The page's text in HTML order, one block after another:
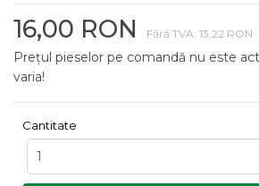
16,00 RON Fără TVA: 13,22 RON
Prețul pieselor pe comandă nu este
varia!
Cantitate